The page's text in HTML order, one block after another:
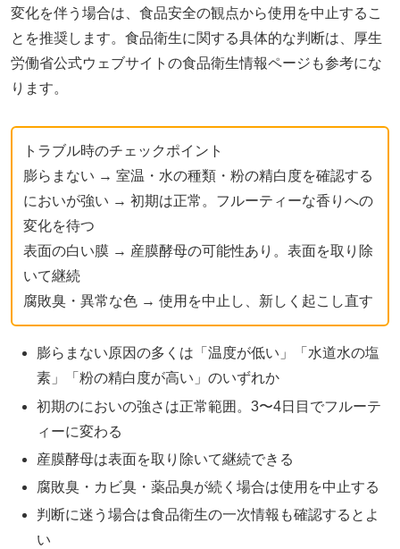
変化を伴う場合は、食品安全の観点から使用を中止するこ
とを推奨します。食品衛生に関する具体的な判断は、厚生
労働省公式ウェブサイトの食品衛生情報ページも参考にな
ります。
トラブル時のチェックポイント
膨らまない → 室温・水の種類・粉の精白度を確認する
においが強い → 初期は正常。フルーティーな香りへの
変化を待つ
表面の白い膜 → 産膜酵母の可能性あり。表面を取り除
いて継続
腐敗臭・異常な色 → 使用を中止し、新しく起こし直す
膨らまない原因の多くは「温度が低い」「水道水の塩
素」「粉の精白度が高い」のいずれか
初期のにおいの強さは正常範囲。3〜4日目でフルーテ
ィーに変わる
産膜酵母は表面を取り除いて継続できる
腐敗臭・カビ臭・薬品臭が続く場合は使用を中止する
判断に迷う場合は食品衛生の一次情報も確認するとよ
い